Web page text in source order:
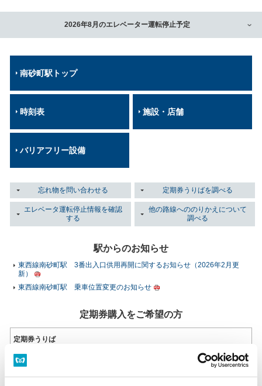
2026年8月のエレベーター運転停止予定
南砂町駅トップ
時刻表 施設・店舗
バリアフリー設備
忘れ物を問い合わせる 定期券うりばを調べる
エレベータ運転停止情報を確認
する
他の路線へののりかえについて
調べる
駅からのお知らせ
東西線南砂町駅 3番出入口供用再開に関するお知らせ（2026年2月更
新）
東西線南砂町駅 乗車位置変更のお知らせ
定期券購入をご希望の方
定期券うりば
定期券うりば一覧